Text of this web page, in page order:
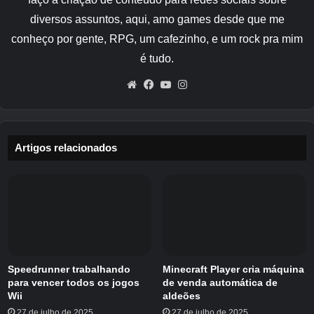
inspirado em nórdicos que abrange 144
quilômetros quadrados. O DLC oferece vários
novos biomas e locais para explorar, mas
causou sua parte justa de problemas, levando
à sua classificação geral de revisão “mista” no
Relacionado
diversos assuntos, aqui, amo games desde que me
conheço por gente, RPG, um cafezinho, e um rock pra mim
é tudo.
WebsiteFacebook
YouTube
Artigos relacionados
Speedrunner trabalhando
para vencer todos os jogos
Wii
Minecraft Player cria máquina
de venda automática de
aldeões